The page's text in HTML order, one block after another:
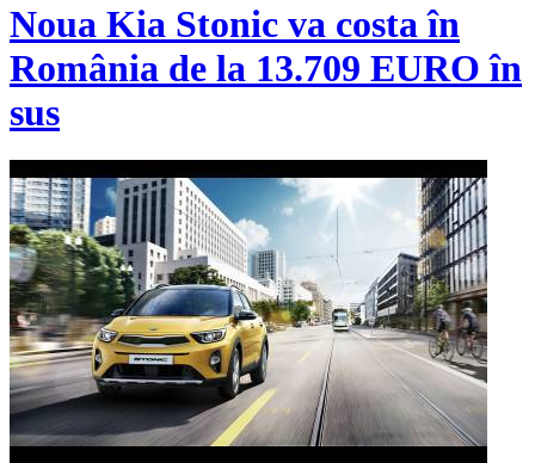
Noua Kia Stonic va costa în
România de la 13.709 EURO în
sus